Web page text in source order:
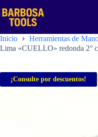
al
contenido
Inicio Herramientas de
Lima «CUELLO» redonda 2°
¡Consulte por descuentos!